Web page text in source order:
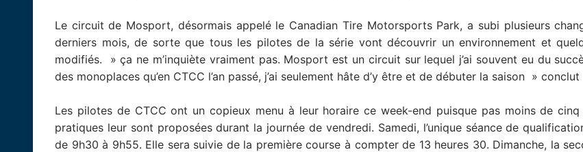
Le circuit de Mosport, désormais appelé le Canadian Tire Motorsports Park, a subi plusieurs
derniers mois, de sorte que tous les pilotes de la série vont découvrir un environnement et
modifiés. » ça ne m’inquiète vraiment pas. Mosport est un circuit sur lequel j’ai souvent eu du
des monoplaces qu’en CTCC l’an passé, j’ai seulement hâte d’y être et de débuter la saison » conclut
Les pilotes de CTCC ont un copieux menu à leur horaire ce week-end puisque pas moins de cinq
pratiques leur sont proposées durant la journée de vendredi. Samedi, l’unique séance de
de 9h30 à 9h55. Elle sera suivie de la première course à compter de 13 heures 30. Dimanche, la